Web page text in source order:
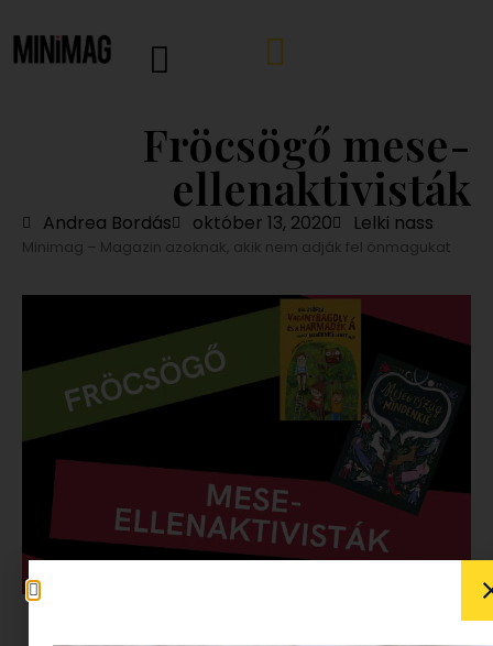
Fröcsögő mese-
ellenaktivisták
Andrea Bordás október 13, 2020 Lelki nass
Minimag – Magazin azoknak, akik nem adják fel önmagukat